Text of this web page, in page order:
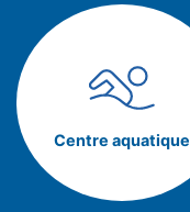
Centre aquatique